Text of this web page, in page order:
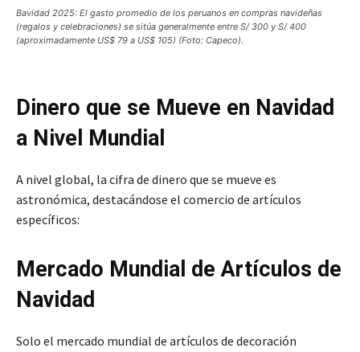
Bavidad 2025: El gasto promedio de los peruanos en compras navideñas
(regalos y celebraciones) se sitúa generalmente entre S/ 300 y S/ 400
(aproximadamente US$ 79 a US$ 105) (Foto: Capeco).
Dinero que se Mueve en Navidad
a Nivel Mundial
A nivel global, la cifra de dinero que se mueve es
astronómica, destacándose el comercio de artículos
específicos:
Mercado Mundial de Artículos de
Navidad
Solo el mercado mundial de artículos de decoración